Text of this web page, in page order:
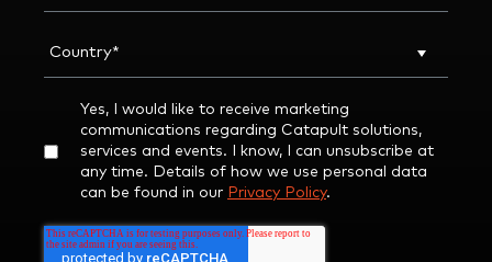
Yes, I would like to receive marketing
communications regarding Catapult solutions,
services and events. I know, I can unsubscribe at
any time. Details of how we use personal data
can be found in our Privacy Policy.